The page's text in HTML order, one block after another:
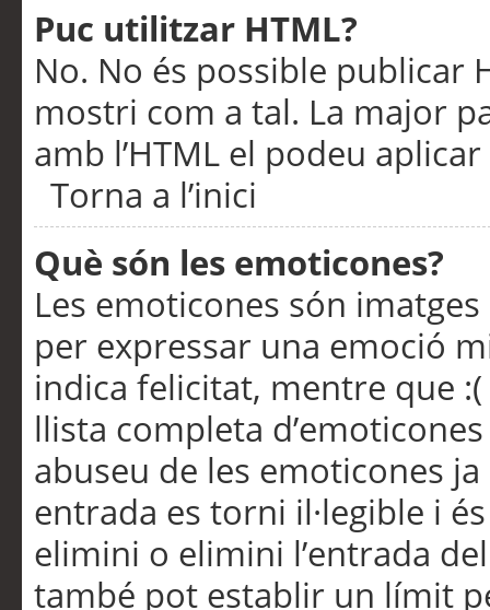
Puc utilitzar HTML?
No. No és possible publicar
mostri com a tal. La major
amb l’HTML el podeu
Torna a l’inici
Què són les emoticones?
Les emoticones són
per expressar una emoció
indica felicitat, mentre que
llista completa
abuseu de les emoticones
entrada es torni il·legible i
elimini o elimini l’entrada
també pot establir un límit